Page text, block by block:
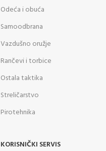
Odeća i obuća
Samoodbrana
Vazdušno oružje
Rančevi i torbice
Ostala taktika
Streličarstvo
Pirotehnika
KORISNIČKI SERVIS